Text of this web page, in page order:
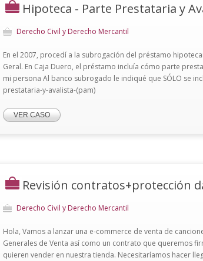
Hipoteca - Parte Prestataria y
Derecho Civil y Derecho Mercantil
En el 2007, procedí a la subrogación del préstamo
Geral. En Caja Duero, el préstamo incluía cómo parte
mi persona Al banco subrogado le indiqué que SÓLO se
prestataria-y-avalista-(pam)
VER CASO
Revisión contratos+protección
Derecho Civil y Derecho Mercantil
Hola, Vamos a lanzar una e-commerce de venta de
Generales de Venta así como un contrato que queremos
quieren vender en nuestra tienda. Necesitaríamos hacer